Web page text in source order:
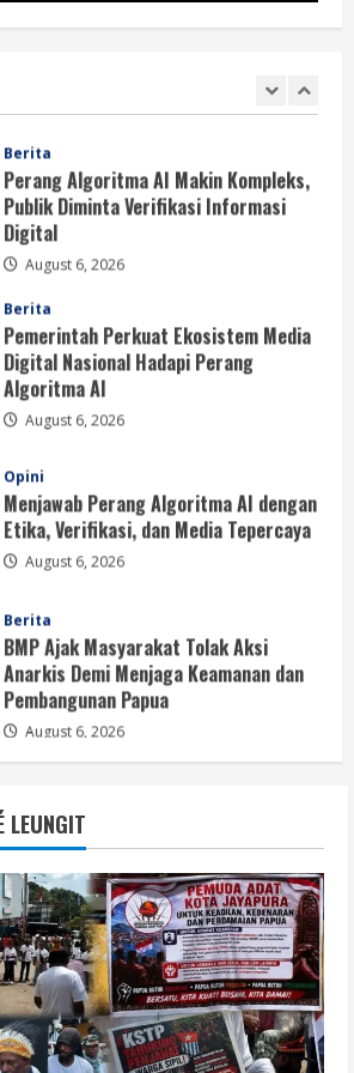
Berita
BMP Kecam Aksi KNPB, Serukan
Berita
Perang Algoritma AI Makin Kompleks,
Publik Diminta Verifikasi Informasi
Digital
August 6, 2026
Berita
Pemerintah Perkuat Ekosistem Media
Digital Nasional Hadapi Perang
Algoritma AI
August 6, 2026
Opini
Menjawab Perang Algoritma AI dengan
Etika, Verifikasi, dan Media Tepercaya
August 6, 2026
Berita
BMP Ajak Masyarakat Tolak Aksi
Anarkis Demi Menjaga Keamanan dan
Pembangunan Papua
August 6, 2026
BMP Kecam Aksi KNPB, Serukan
Persatuan Demi Papua yang Kondusif
Berita
Perang Algoritma AI Makin Kompleks,
Publik Diminta Verifikasi Informasi
Digital
August 6, 2026
LEUNGIT